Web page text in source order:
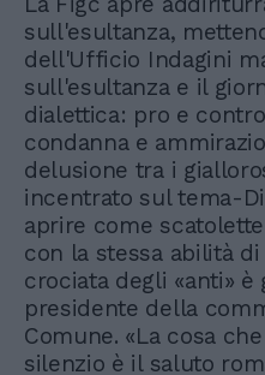
sull'esultanza,
dell'Ufficio Indagini
sull'esultanza e il
dialettica: pro e
condanna e
delusione tra i
incentrato sul tema-
aprire come
con la stessa abilità
crociata degli «anti» è
presidente della
Comune. «La cosa
silenzio è il saluto